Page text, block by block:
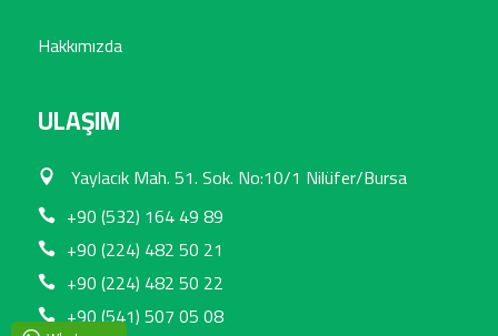
ULAŞIM
Yaylacık Mah. 51. Sok. No:10/1 Nilüfer/Bursa
+90 (532) 164 49 89
+90 (224) 482 50 21
+90 (224) 482 50 22